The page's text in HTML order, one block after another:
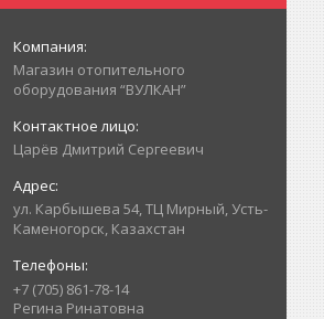
Магазин отопительного
оборудования “ВУЛКАН”
Царёв Дмитрий Сергеевич
ул. Карбышева 54, ТЦ Мирный, Усть-
Каменогорск, Казахстан
+7 (705) 861-78-14
Регина Ринатовна